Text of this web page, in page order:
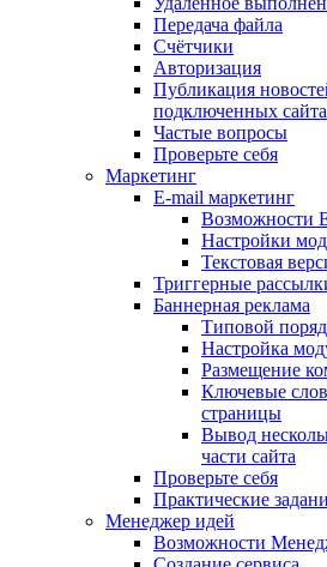
Передача файла
Счётчики
Авторизация
Публикация
подключенных
Частые вопросы
Проверьте себя
Маркетинг
E-mail маркетинг
Возможности
Настройки
Текстовая
Триггерные
Баннерная реклама
Типовой
Настройка
Размещение
Ключевые
страницы
Вывод
части сайта
Проверьте себя
Практические
Менеджер идей
Возможности